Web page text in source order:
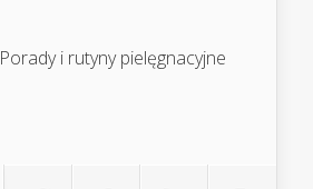
Porady i rutyny pielęgnacyjne